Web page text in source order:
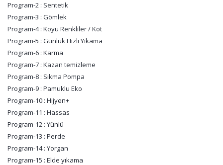
Program-2 : Sentetik
Program-3 : Gömlek
Program-4 : Koyu Renkliler / Kot
Program-5 : Günlük Hızlı Yıkama
Program-6 : Karma
Program-7 : Kazan temizleme
Program-8 : Sıkma Pompa
Program-9 : Pamuklu Eko
Program-10 : Hijyen+
Program-11 : Hassas
Program-12 : Yünlü
Program-13 : Perde
Program-14 : Yorgan
Program-15 : Elde yıkama